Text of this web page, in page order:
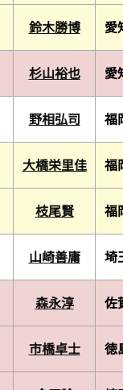
鈴木勝博 愛
杉山裕也 愛
野相弘司 福
大橋栄里佳 福
枝尾賢 福
山崎善庸 埼
森永淳 佐
市橋卓士 徳